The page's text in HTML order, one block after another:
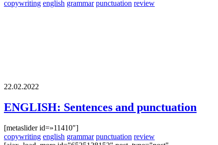
copywriting english grammar punctuation review
22.02.2022
ENGLISH: Sentences and punctuation
[metaslider id=»11410″]
copywriting english grammar punctuation review